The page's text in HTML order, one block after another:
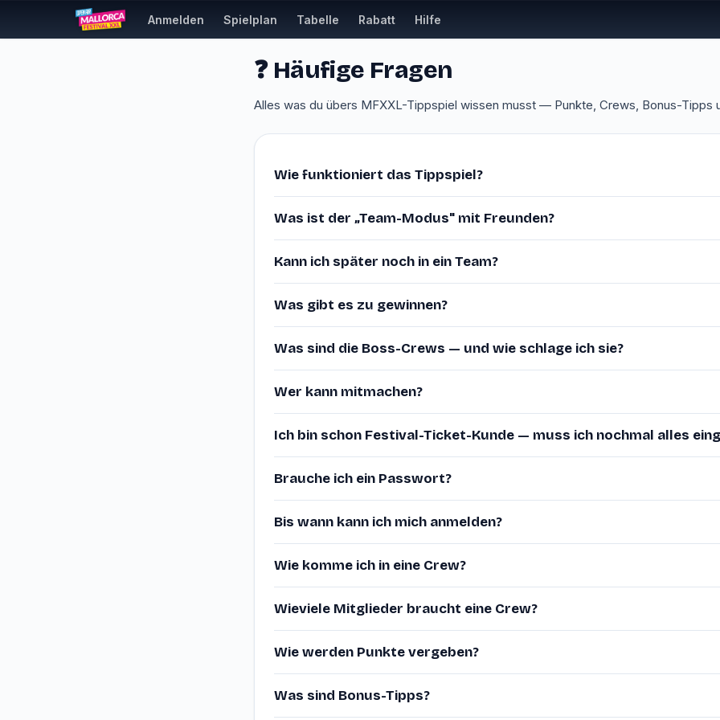
Anmelden Spielplan Tabelle Rabatt Hilfe
❓ Häufige Fragen
Alles was du übers MFXXL-Tippspiel wissen musst — Punkte, Crews, Bonus-Tipps
Wie funktioniert das Tippspiel?
Was ist der „Team-Modus" mit Freunden?
Kann ich später noch in ein Team?
Was gibt es zu gewinnen?
Was sind die Boss-Crews — und wie schlage ich sie?
Wer kann mitmachen?
Ich bin schon Festival-Ticket-Kunde — muss ich nochmal alles
Brauche ich ein Passwort?
Bis wann kann ich mich anmelden?
Wie komme ich in eine Crew?
Wieviele Mitglieder braucht eine Crew?
Wie werden Punkte vergeben?
Was sind Bonus-Tipps?